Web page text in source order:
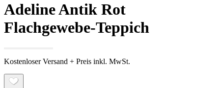
Adeline Antik Rot
Flachgewebe-Teppich
Kostenloser Versand + Preis inkl. MwSt.